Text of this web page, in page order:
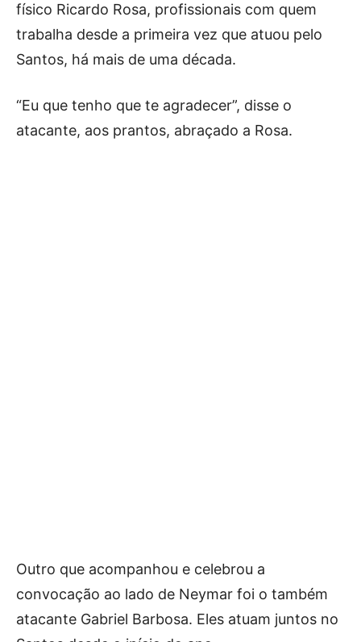
físico Ricardo Rosa, profissionais com quem
trabalha desde a primeira vez que atuou pelo
Santos, há mais de uma década.
“Eu que tenho que te agradecer”, disse o
atacante, aos prantos, abraçado a Rosa.
Outro que acompanhou e celebrou a
convocação ao lado de Neymar foi o também
atacante Gabriel Barbosa. Eles atuam juntos no